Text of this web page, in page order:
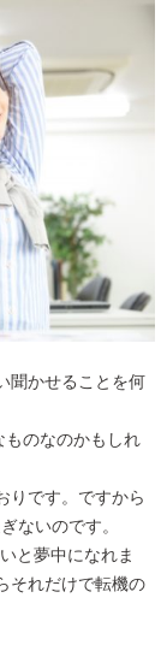
聞かせることを何
のなのかもしれ
りです。ですから
ないのです。
と夢中になれま
それだけで転機の